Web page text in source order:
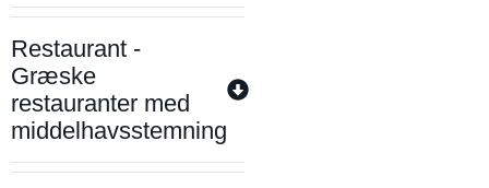
Restaurant -
Græske
restauranter med
middelhavsstemning